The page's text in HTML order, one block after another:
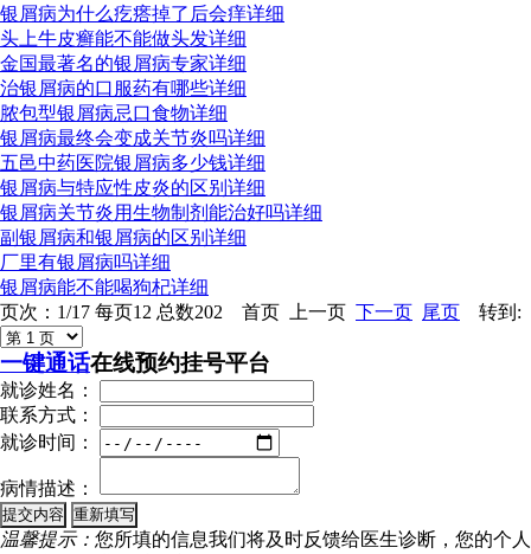
银屑病为什么疙瘩掉了后会痒详细
头上牛皮癣能不能做头发详细
金国最著名的银屑病专家详细
治银屑病的口服药有哪些详细
脓包型银屑病忌口食物详细
银屑病最终会变成关节炎吗详细
五邑中药医院银屑病多少钱详细
银屑病与特应性皮炎的区别 详细
银屑病关节炎用生物制剂能治好吗详细
副银屑病和银屑病的区别 详细
厂里有银屑病吗详细
银屑病能不能喝狗杞详细
页次：1/17 每页12 总数202 首页 上一页 下一页 尾页 转到:
一键通话在线预约挂号平台
就诊姓名：
联系方式：
就诊时间：
病情描述：
温馨提示： 您所填的信息我们将及时反馈给医生诊断，您的个人